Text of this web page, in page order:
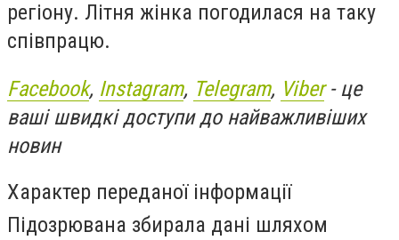
регіону. Літня жінка погодилася на таку
співпрацю.
Facebook, Instagram, Telegram, Viber- це
ваші швидкі доступи до найважливіших
новин
Характер переданої інформації
Підозрювана збирала дані шляхом